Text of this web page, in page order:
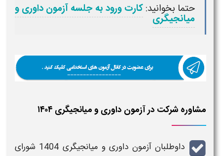
حتما بخوانید:کارت ورود به جلسه آزمون داوری و
میانجیگری
مشاوره شرکت در آزمون داوری و میانجیگری ۱۴۰۴
داوطلبانآزمون داوری و میانجیگری 1404 شورای